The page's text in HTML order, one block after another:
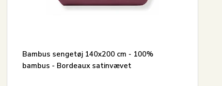
Bambus sengetøj 140x200 cm - 100%
bambus - Bordeaux satinvævet